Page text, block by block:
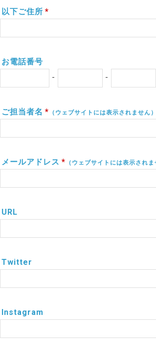
以下ご住所 *
お電話番号
-
-
ご担当者名 * （ウェブサイトには表示されません）
メールアドレス * （ウェブサイトには表示されま
URL
Twitter
Instagram